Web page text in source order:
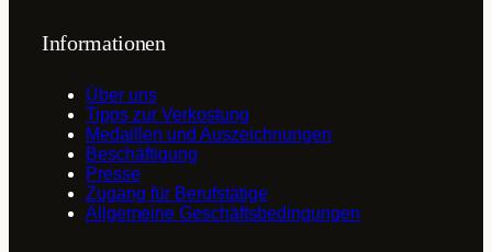
Informationen
Über uns
Tipps zur Verkostung
Medaillen und Auszeichnungen
Beschäftigung
Presse
Zugang für Berufstätige
Allgemeine Geschäftsbedingungen